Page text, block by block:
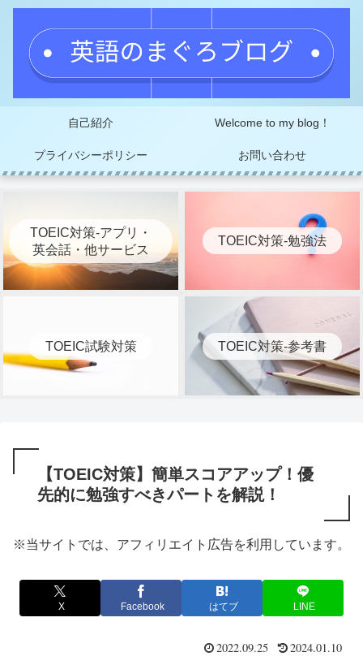
自己紹介 Welcome to my blog！
プライバシーポリシー お問い合わせ
TOEIC対策-アプリ・
英会話・他サービス
TOEIC対策-勉強法
TOEIC試験対策 TOEIC対策-参考書
【TOEIC対策】簡単スコアアップ！優
先的に勉強すべきパートを解説！
※当サイトでは、アフィリエイト広告を利用しています。
X Facebook はてブ LINE
2022.09.25 2024.01.10